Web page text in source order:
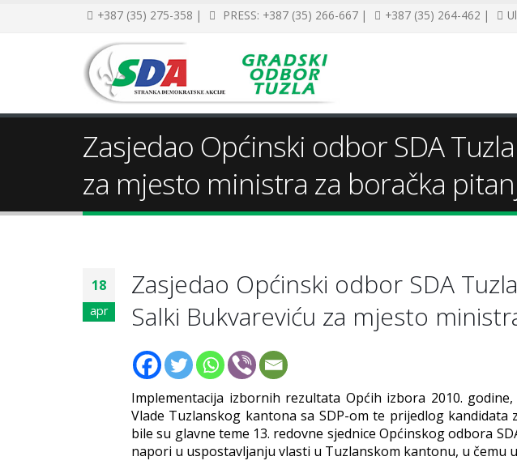
+387 (35) 275-358 | PRESS: +387 (35) 266-667 | +387 (35) 264-462 |
Zasjedao Općinski odbor SDA
za mjesto ministra za boračka
18
apr
Zasjedao Općinski odbor SDA
Salki Bukvareviću za mjesto
Implementacija izbornih rezultata Općih izbora 2010.
Vlade Tuzlanskog kantona sa SDP-om te prijedlog
bile su glavne teme 13. redovne sjednice Općinskog odbora
napori u uspostavljanju vlasti u Tuzlanskom kantonu, u čemu